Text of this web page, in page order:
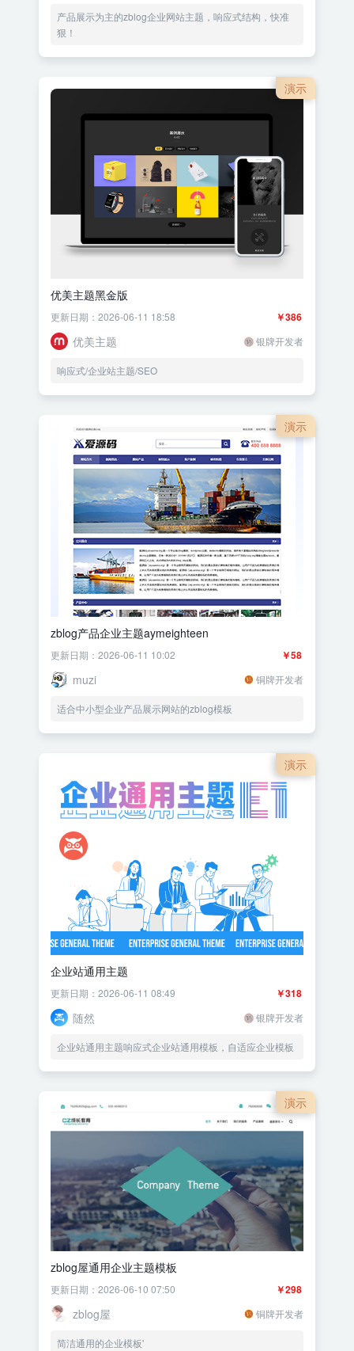
产品展示为主的zblog企业网站主题，响应式结构，快准
狠！
演示
优美主题黑金版
￥386
更新日期：2026-06-11 18:58
优美主题 银牌开发者
响应式/企业站主题/SEO
演示
zblog产品企业主题aymeighteen
￥58
更新日期：2026-06-11 10:02
muzi 铜牌开发者
适合中小型企业产品展示网站的zblog模板
演示
企业站通用主题
￥318
更新日期：2026-06-11 08:49
随然 银牌开发者
企业站通用主题响应式企业站通用模板，自适应企业模板
演示
zblog屋通用企业主题模板
￥298
更新日期：2026-06-10 07:50
zblog屋 铜牌开发者
简洁通用的企业模板'